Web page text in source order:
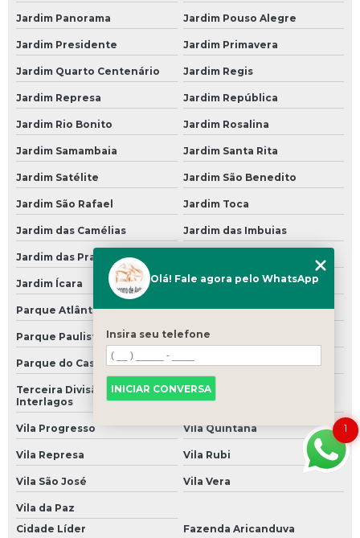
Troca de óleo 24 Horas
Troca de óleo a Domicilio
Troca de óleo a Vacuo
Troca de óleo Automotivo
Troca de óleo Câmbio
Troca de óleo Câmbio Automático
Troca de óleo Caminhão
Troca de óleo Carro
Troca de óleo Chevrolet
Troca de óleo da Moto
Troca de óleo de Câmbio
Troca de óleo de Câmbio Automático
Troca de óleo de Caminhão
Troca de óleo de Carro
Troca de óleo de Moto
Troca de óleo Delivery
Troca de óleo do Câmbio
Troca de óleo do Motor
Jardim Panorama Jardim Pouso Alegre
Jardim Presidente Jardim Primavera
Jardim Quarto Centenário Jardim Regis
Jardim Represa Jardim República
Jardim Rio Bonito Jardim Rosalina
Jardim Samambaia Jardim Santa Rita
Jardim Satélite Jardim São Benedito
Jardim São Rafael Jardim Toca
Jardim das Camélias Jardim das Imbuias
Jardim das Praias
Jardim Ícara Parque Alto do Rio Bonito
Parque Atlântico Parque Nações Unidas
Parque Paulistinha Parque das Árvores
Parque do Castelo Recanto dos Sonhos
Terceira Divisão de
Interlagos
Vila Diana
Vila Progresso Vila Quintana
Vila Represa Vila Rubi
Vila São José Vila Vera
Vila da Paz
Cidade Líder
Fazenda Aricanduva
1
Olá! Fale agora pelo WhatsApp
Insira seu telefone
INICIAR CONVERSA